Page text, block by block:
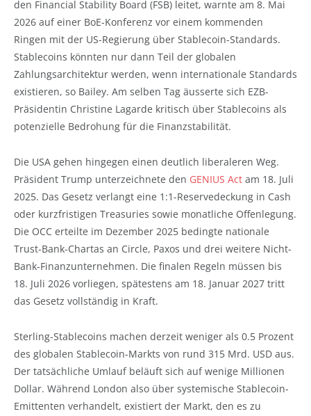
den Financial Stability Board (FSB) leitet, warnte am 8. Mai
2026 auf einer BoE-Konferenz vor einem kommenden
Ringen mit der US-Regierung über Stablecoin-Standards.
Stablecoins könnten nur dann Teil der globalen
Zahlungsarchitektur werden, wenn internationale Standards
existieren, so Bailey. Am selben Tag äusserte sich EZB-
Präsidentin Christine Lagarde kritisch über Stablecoins als
potenzielle Bedrohung für die Finanzstabilität.
Die USA gehen hingegen einen deutlich liberaleren Weg.
Präsident Trump unterzeichnete den GENIUS Act am 18. Juli
2025. Das Gesetz verlangt eine 1:1-Reservedeckung in Cash
oder kurzfristigen Treasuries sowie monatliche Offenlegung.
Die OCC erteilte im Dezember 2025 bedingte nationale
Trust-Bank-Chartas an Circle, Paxos und drei weitere Nicht-
Bank-Finanzunternehmen. Die finalen Regeln müssen bis
18. Juli 2026 vorliegen, spätestens am 18. Januar 2027 tritt
das Gesetz vollständig in Kraft.
Sterling-Stablecoins machen derzeit weniger als 0.5 Prozent
des globalen Stablecoin-Markts von rund 315 Mrd. USD aus.
Der tatsächliche Umlauf beläuft sich auf wenige Millionen
Dollar. Während London also über systemische Stablecoin-
Emittenten verhandelt, existiert der Markt, den es zu